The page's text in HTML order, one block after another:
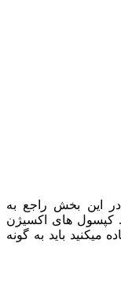
این بخش راجع به
کپسول های اکسیژن
میکنید باید به گونه